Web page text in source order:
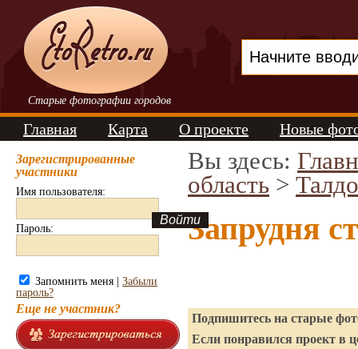
Старые фотографии городов
Главная Карта О проекте Новые
Зарегистрированные
участники
Имя пользователя:
Пароль:
Запомнить меня | Забыли
пароль?
Еще не участник?
Вы здесь:
область >
Запрудня
Подпишитесь на старые
Если понравился проект в